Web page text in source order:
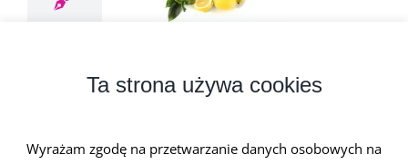
19 stycznia, 2021 | 0 komentarzy
związkami azotowymi. Wszystkie [...]
Ta strona używa cookies
Wyrażam zgodę na przetwarzanie danych osobowych na